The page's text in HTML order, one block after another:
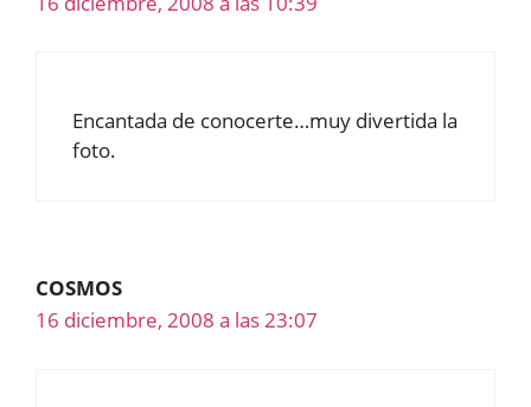
Encantada de conocerte…muy divertida la
foto.
COSMOS
16 diciembre, 2008 a las 23:07